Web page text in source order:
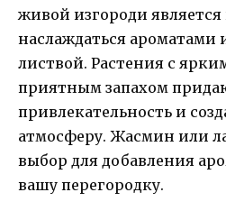
живой изгороди
наслаждаться ароматами
листвой. Растения с
приятным запахом
привлекательность и
атмосферу. Жасмин или
выбор для добавления
вашу перегородку.